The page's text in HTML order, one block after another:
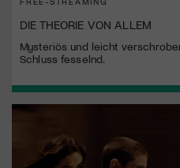
DIE THEORIE VON ALLEM
Mysteriös und leicht
Schluss fesselnd.